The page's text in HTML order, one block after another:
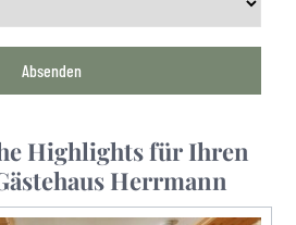
Absenden
Highlights für Ihren
Herrmann